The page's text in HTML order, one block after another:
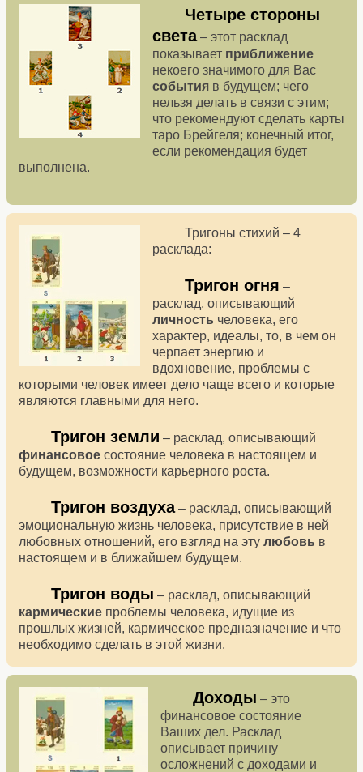
Четыре стороны
света– этот расклад
показывает приближение
некоего значимого для Вас
события в будущем; чего
нельзя делать в связи с этим;
что рекомендуют сделать карты
таро Брейгеля; конечный итог,
если рекомендация будет
выполнена.
Тригоны стихий – 4
расклада:
Тригон огня –
расклад, описывающий
личность человека, его
характер, идеалы, то, в чем он
черпает энергию и
вдохновение, проблемы с
которыми человек имеет дело чаще всего и которые
являются главными для него.
Тригон земли – расклад, описывающий
финансовое состояние человека в настоящем и
будущем, возможности карьерного роста.
Тригон воздуха– расклад, описывающий
эмоциональную жизнь человека, присутствие в ней
любовных отношений, его взгляд на эту любовь в
настоящем и в ближайшем будущем.
Тригон воды – расклад, описывающий
кармические проблемы человека, идущие из
прошлых жизней, кармическое предназначение и что
необходимо сделать в этой жизни.
Доходы – это
финансовое состояние
Ваших дел. Расклад
описывает причину
осложнений с доходами и